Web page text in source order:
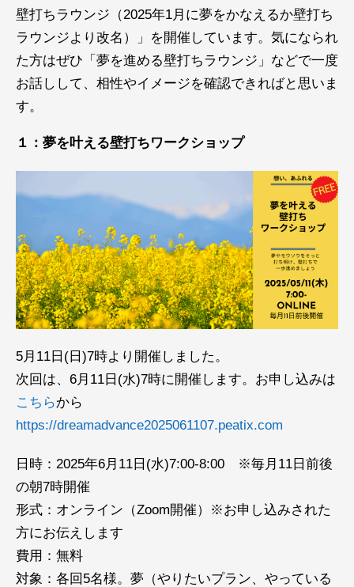
壁打ちラウンジ（2025年1月に夢をかなえるか壁打ち
ラウンジより改名）」を開催しています。気になられ
た方はぜひ「夢を進める壁打ちラウンジ」などで一度
お話しして、相性やイメージを確認できればと思いま
す。
１：夢を叶える壁打ちワークショップ
5月11日(日)7時より開催しました。
次回は、6月11日(水)7時に開催します。お申し込みは
こちらから
https://dreamadvance2025061107.peatix.com
日時：2025年6月11日(水)7:00-8:00 ※毎月11日前後
の朝7時開催
形式：オンライン（Zoom開催）※お申し込みされた
方にお伝えします
費用：無料
対象：各回5名様。夢（やりたいプラン、やっている